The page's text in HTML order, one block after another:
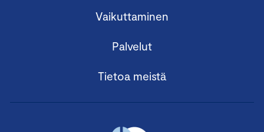
Vaikuttaminen
Palvelut
Tietoa meistä